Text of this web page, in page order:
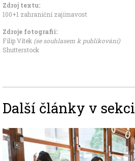
Zdroj textu:
100+1 zahraniční zajímavost
Zdroje fotografii:
Filip Vítek (se souhlasem k publikování)
Shutterstock
Další články v sekci
Image